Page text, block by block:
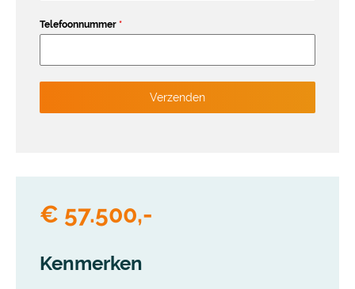
Telefoonnummer *
Verzenden
€ 57.500,-
Kenmerken